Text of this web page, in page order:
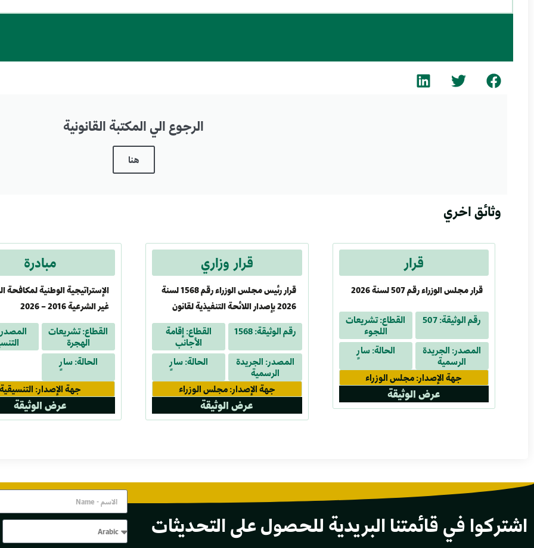
الرجوع الي المكتبة القانونية
هنا
وثائق اخري
قرار
قرار مجلس الوزراء رقم 507 لسنة 2026
رقم الوثيقة: 507 القطاع: تشريعات
اللجوء
المصدر: الجريدة
الرسمية
الحالة: سارٍ
جهة الإصدار: مجلس الوزراء
عرض الوثيقة
قرار وزاري
قرار رئيس مجلس الوزراء رقم 1568 لسنة
2026 بإصدار اللائحة التنفيذية لقانون
لجوء الأجانب الصادر بالقانون رقم 164
لسنة 2024
رقم الوثيقة: 1568 القطاع: إقامة
الأجانب
المصدر: الجريدة
الرسمية
الحالة: سارٍ
جهة الإصدار: مجلس الوزراء
عرض الوثيقة
مبادرة
الإستراتيجية الوطنية لمكافحة
غير الشرعية 2016 – 2026
القطاع: تشريعات
الهجرة
الحالة: سارٍ
جهة الإصدار:
عرض الوثيقة
اشتركوا في قائمتنا البريدية للحصول على التحديثات